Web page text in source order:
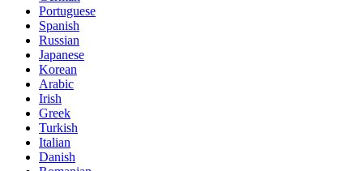
Portuguese
Spanish
Russian
Japanese
Korean
Arabic
Irish
Greek
Turkish
Italian
Danish